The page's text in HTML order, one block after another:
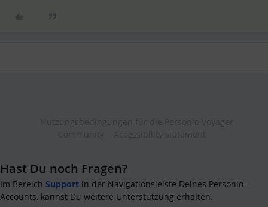
Hast Du noch Fragen?
Im Bereich Support in der Navigationsleiste Deines Personio-
Accounts, kannst Du weitere Unterstützung erhalten.